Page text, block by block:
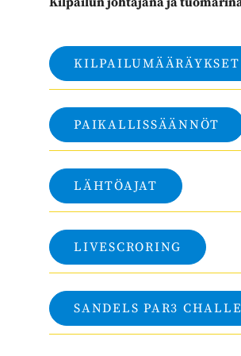
KILPAILUMÄÄRÄYKSET
PAIKALLISSÄÄNNÖT
LÄHTÖAJAT
LIVESCRORING
SANDELS PAR3